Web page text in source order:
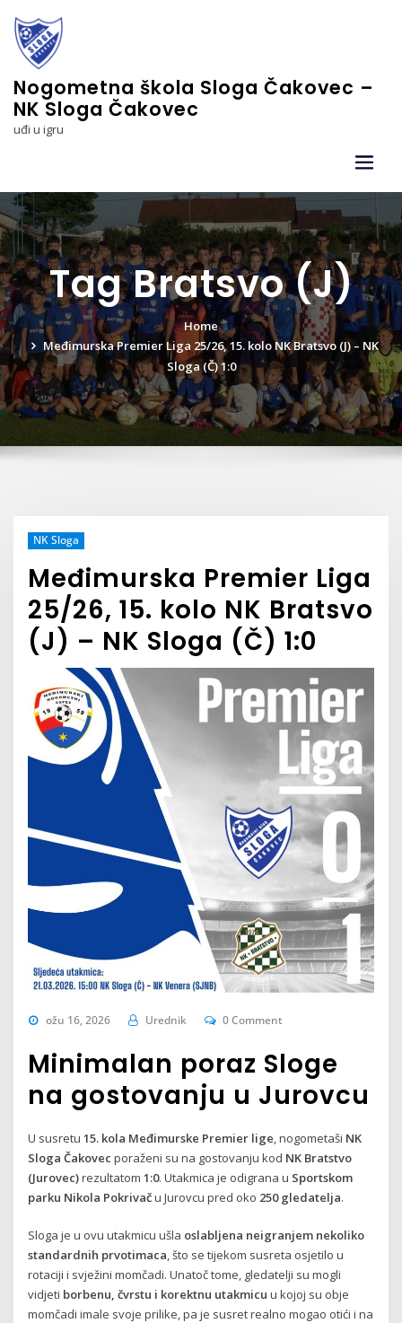
content
Nogometna škola Sloga Čakovec –
NK Sloga Čakovec
uđi u igru
Tag Bratsvo (J)
Home
Međimurska Premier Liga 25/26, 15. kolo NK Bratsvo (J) – NK
Sloga (Č) 1:0
NK Sloga
Međimurska Premier Liga
25/26, 15. kolo NK Bratsvo
(J) – NK Sloga (Č) 1:0
ožu 16, 2026 Urednik 0 Comment
Minimalan poraz Sloge
na gostovanju u Jurovcu
U susretu15. kola Međimurske Premier lige , nogometaši NK
Sloga Čakovec poraženi su na gostovanju kod NK Bratstvo
(Jurovec)rezultatom1:0. Utakmica je odigrana u Sportskom
parku Nikola Pokrivaču Jurovcu pred oko 250 gledatelja.
Sloga je u ovu utakmicu ušla oslabljena neigranjem nekoliko
standardnih prvotimaca, što se tijekom susreta osjetilo u
rotaciji i svježini momčadi. Unatoč tome, gledatelji su mogli
vidjeti borbenu, čvrstu i korektnu utakmicu u kojoj su obje
momčadi imale svoje prilike, pa je susret realno mogao otići i na